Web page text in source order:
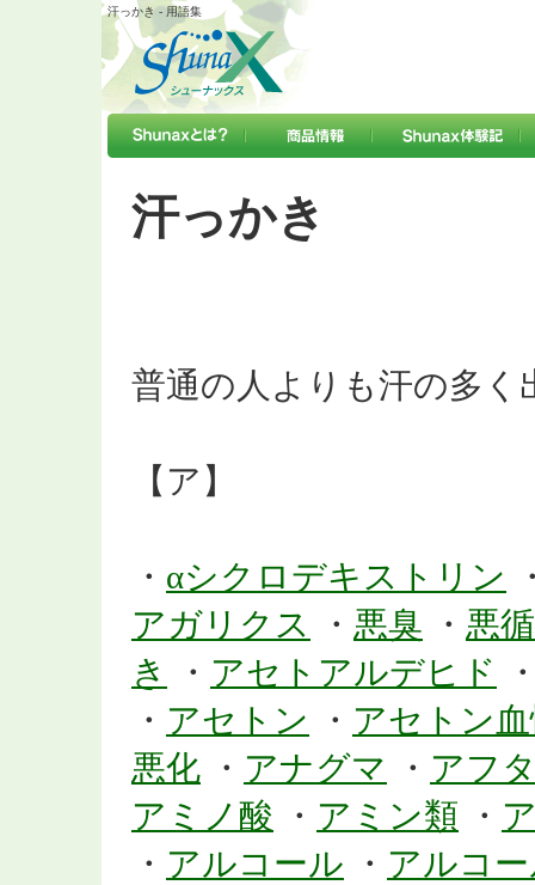
汗っかき - 用語集
汗っかき
普通の人よりも汗の多く
【ア】
・ αシクロデキストリン
アガリクス
・ 悪臭 ・ 悪
き
・ アセトアルデヒド
・ アセトン ・ アセトン
悪化 ・ アナグマ ・ アフ
アミノ酸 ・ アミン類 ・
・ アルコール ・ アルコ